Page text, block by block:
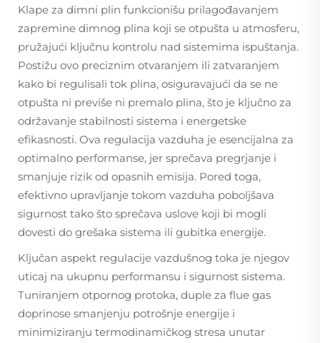
Klape za dimni plin funkcionišu prilagođavanjem
zapremine dimnog plina koji se otpušta u atmosferu,
pružajući ključnu kontrolu nad sistemima ispuštanja.
Postižu ovo preciznim otvaranjem ili zatvaranjem
kako bi regulisali tok plina, osiguravajući da se ne
otpušta ni previše ni premalo plina, što je ključno za
održavanje stabilnosti sistema i energetske
efikasnosti. Ova regulacija vazduha je esencijalna za
optimalno performanse, jer sprečava pregrjanje i
smanjuje rizik od opasnih emisija. Pored toga,
efektivno upravljanje tokom vazduha poboljšava
sigurnost tako što sprečava uslove koji bi mogli
dovesti do grešaka sistema ili gubitka energije.
Ključan aspekt regulacije vazdušnog toka je njegov
uticaj na ukupnu performansu i sigurnost sistema.
Tuniranjem otpornog protoka, duple za flue gas
doprinose smanjenju potrošnje energije i
minimiziranju termodinamičkog stresa unutar